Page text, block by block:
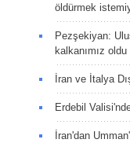
öldürmek
Pezşekiyan:
kalkanımız oldu
İran ve İtalya
Erdebil
İran'dan